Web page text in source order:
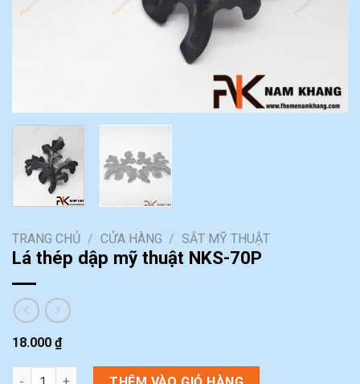
TRANG CHỦ / CỬA HÀNG / SẮT MỸ THUẬT
Lá thép dập mỹ thuật NKS-70P
18.000 ₫
Lá thép dập mỹ thuật NKS-70P số lượng